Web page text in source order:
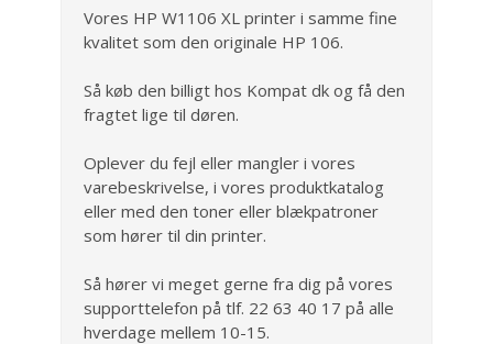
Vores HP W1106 XL printer i samme fine
kvalitet som den originale HP 106.
Så køb den billigt hos Kompat dk og få den
fragtet lige til døren.
Oplever du fejl eller mangler i vores
varebeskrivelse, i vores produktkatalog
eller med den toner eller blækpatroner
som hører til din printer.
Så hører vi meget gerne fra dig på vores
supporttelefon på tlf. 22 63 40 17 på alle
hverdage mellem 10-15.